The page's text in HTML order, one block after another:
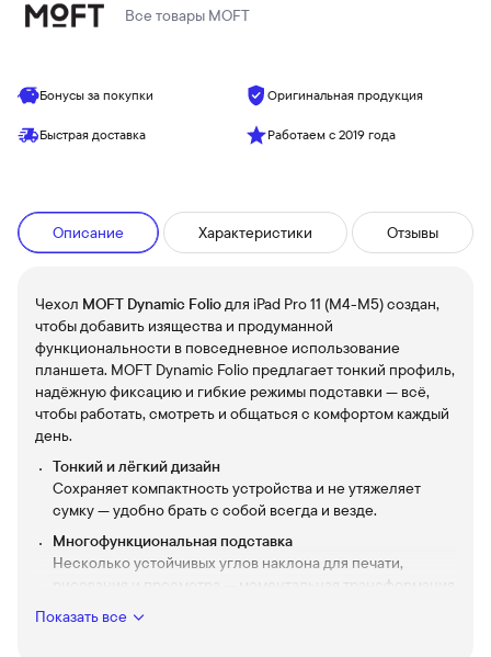
Все товары MOFT
Бонусы за покупки Оригинальная продукция
Быстрая доставка Работаем с 2019 года
Описание Характеристики Отзывы
Чехол MOFT Dynamic Folioдля iPad Pro 11 (M4-M5) создан,
чтобы добавить изящества и продуманной
функциональности в повседневное использование
планшета. MOFT Dynamic Folio предлагает тонкий профиль,
надёжную фиксацию и гибкие режимы подставки — всё,
чтобы работать, смотреть и общаться с комфортом каждый
день.
Тонкий и лёгкий дизайн
Сохраняет компактность устройства и не утяжеляет
сумку — удобно брать с собой всегда и везде.
Многофункциональная подставка
Несколько устойчивых углов наклона для печати,
рисования и просмотра — моментальная трансформация
Показать все